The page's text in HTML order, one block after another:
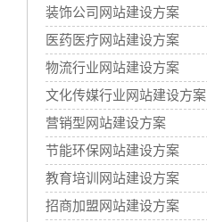
装饰公司网站建设方案
医药医疗网站建设方案
物流行业网站建设方案
文化传媒行业网站建设方案
营销型网站建设方案
节能环保网站建设方案
教育培训网站建设方案
招商加盟网站建设方案